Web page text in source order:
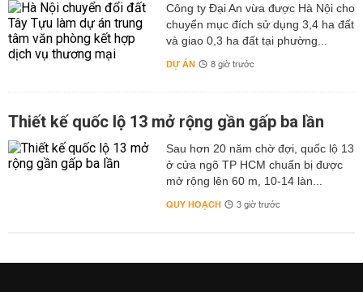
Công ty Đại An vừa được Hà Nội cho
chuyển mục đích sử dụng 3,4 ha đất
và giao 0,3 ha đất tại phường...
DỰ ÁN 8 giờ trước
Thiết kế quốc lộ 13 mở rộng gần gấp ba lần
Sau hơn 20 năm chờ đợi, quốc lộ 13
ở cửa ngõ TP HCM chuẩn bị được
mở rộng lên 60 m, 10-14 làn...
QUY HOẠCH 3 giờ trước